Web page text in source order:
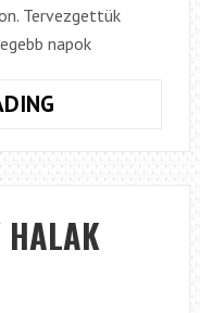
Tervezgettük
napok
BUKÓBÓL,
CSUKA
A
BOKORBÓL.
HALAK